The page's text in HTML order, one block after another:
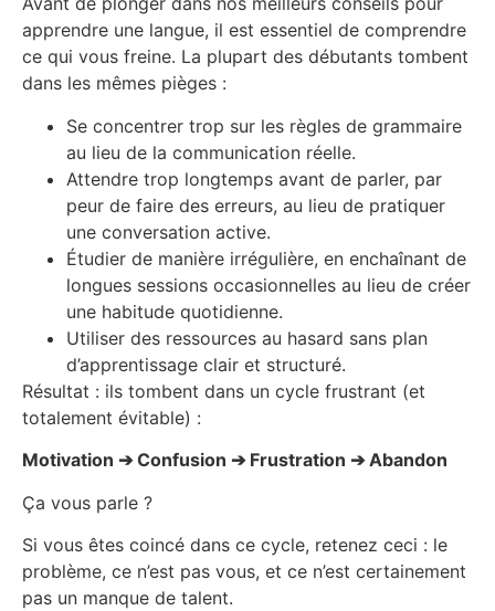
apprendre une langue, il est essentiel de comprendre
ce qui vous freine. La plupart des débutants tombent
dans les mêmes pièges :
Se concentrer trop sur les règles de grammaire
au lieu de la communication réelle.
Attendre trop longtemps avant de parler, par
peur de faire des erreurs, au lieu de pratiquer
une conversation active.
Étudier de manière irrégulière, en enchaînant de
longues sessions occasionnelles au lieu de créer
une habitude quotidienne.
Utiliser des ressources au hasard sans plan
d’apprentissage clair et structuré.
Résultat : ils tombent dans un cycle frustrant (et
totalement évitable) :
Motivation ➔ Confusion ➔ Frustration ➔ Abandon
Ça vous parle ?
Si vous êtes coincé dans ce cycle, retenez ceci : le
problème, ce n’est pas vous, et ce n’est certainement
pas un manque de talent.